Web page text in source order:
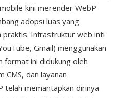
kini merender WebP
adopsi luas yang
praktis. Infrastruktur web inti
Gmail) menggunakan
format ini didukung oleh
CMS, dan layanan
telah memantapkan dirinya